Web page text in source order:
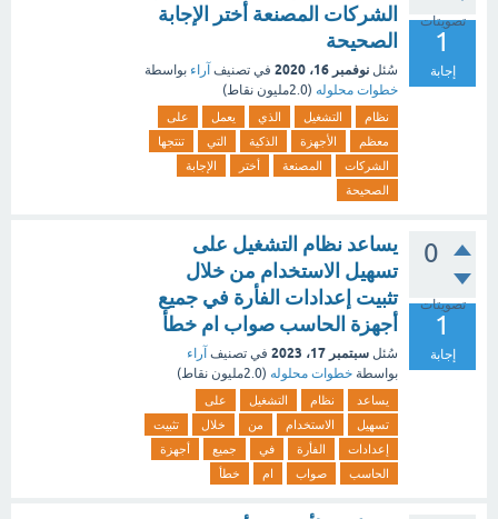
تصويتات
1
إجابة
الشركات المصنعة أختر الإجابة
الصحيحة
سُئل نوفمبر 16، 2020 في تصنيف آراء بواسطة
خطوات محلوله (2.0مليون نقاط)
نظام التشغيل الذي يعمل
على
معظم
الأجهزة الذكية التي
تنتجها
الشركات
المصنعة أختر
الإجابة
الصحيحة
0
تصويتات
1
إجابة
يساعد نظام التشغيل على
تسهيل الاستخدام من خلال
تثبيت إعدادات الفأرة في جميع
أجهزة الحاسب صواب ام خطأ
سُئل سبتمبر 17، 2023 في تصنيف آراء
بواسطة خطوات محلوله (2.0مليون نقاط)
يساعد نظام التشغيل
على
تسهيل
الاستخدام من خلال
تثبيت
إعدادات
الفأرة في جميع
أجهزة
الحاسب
صواب ام خطأ